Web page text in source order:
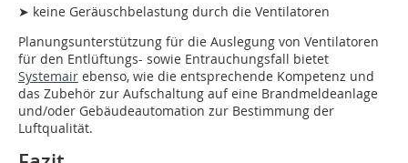
➤ keine Geräuschbelastung durch die Ventilatoren
Planungsunterstützung für die Auslegung von Ventilatoren
für den Entlüftungs- sowie Entrauchungsfall bietet
Systemair ebenso, wie die entsprechende Kompetenz und
das Zubehör zur Aufschaltung auf eine Brandmeldeanlage
und/oder Gebäudeautomation zur Bestimmung der
Luftqualität.